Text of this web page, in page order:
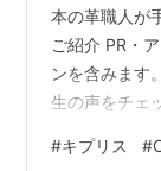
本の革職人が
ご紹介 PR・
ンを含みます
生の声をチェ
馴染む上質な
#キプリス #